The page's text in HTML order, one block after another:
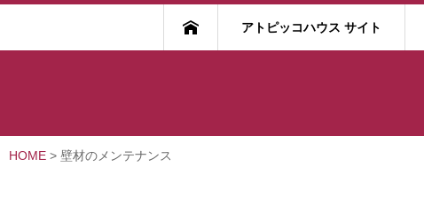
アトピッコハウス サイト
HOME > 壁材のメンテナンス